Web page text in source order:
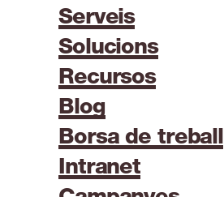
Serveis
Solucions
Recursos
Blog
Borsa de treball
Intranet